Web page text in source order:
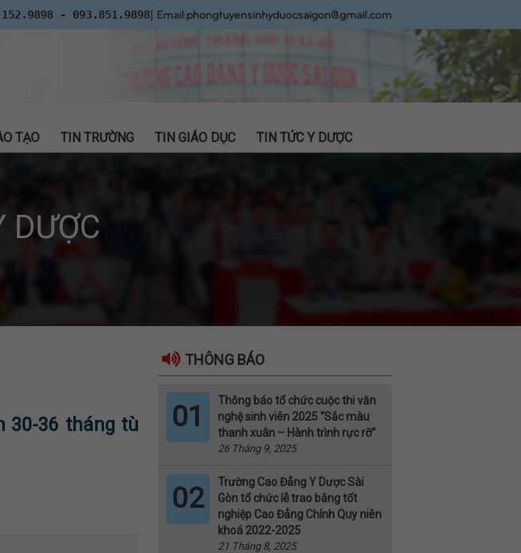
- 093.851.9898| Email:phongtuyensinhyduocsaigon@gmail.com
TẠO TIN TRƯỜNG TIN GIÁO DỤC TIN TỨC Y DƯỢC
DƯỢC
30-36 tháng tù
THÔNG BÁO
01
Thông báo tổ chức cuộc thi văn
nghệ sinh viên 2025 “Sắc màu
thanh xuân – Hành trình rực rỡ”
26 Tháng 9, 2025
02
Trường Cao Đẳng Y Dược Sài
Gòn tổ chức lễ trao bằng tốt
nghiệp Cao Đẳng Chính Quy niên
khoá 2022-2025
21 Tháng 8, 2025